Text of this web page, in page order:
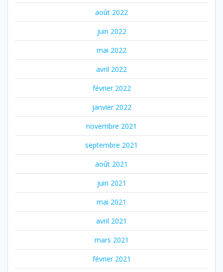
août 2022
juin 2022
mai 2022
avril 2022
février 2022
janvier 2022
novembre 2021
septembre 2021
août 2021
juin 2021
mai 2021
avril 2021
mars 2021
février 2021